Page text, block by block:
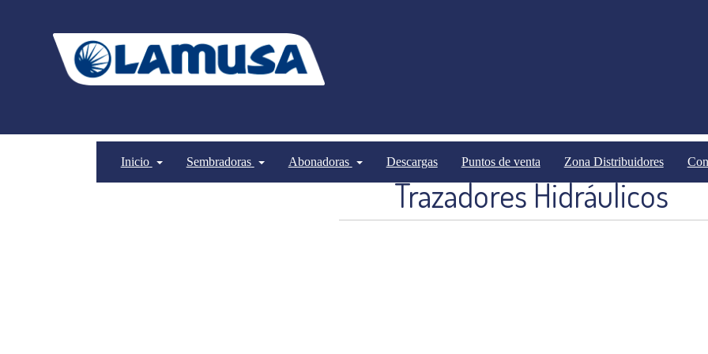
Inicio Sembradoras Abonadoras Descargas Puntos de venta Zona Distribuidores
Equipos Opcionales Equipos Opcionales Mecánicas
Trazadores Hidráulicos